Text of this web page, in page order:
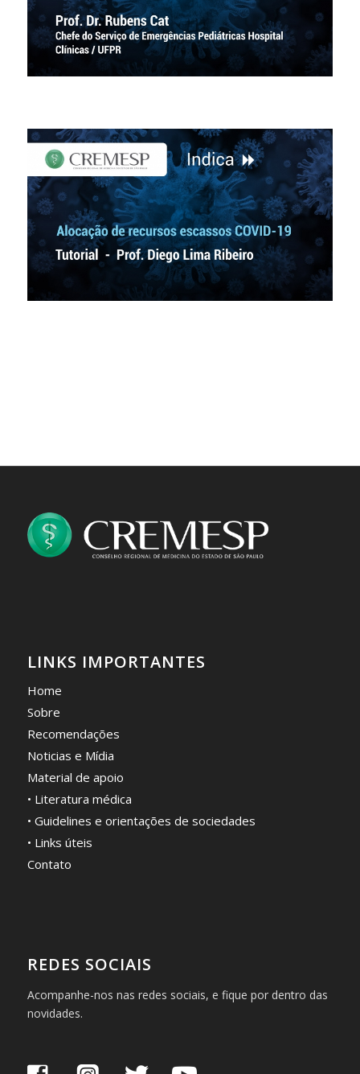
LINKS IMPORTANTES
Home
Sobre
Recomendações
Noticias e Mídia
Material de apoio
• Literatura médica
• Guidelines e orientações de sociedades
• Links úteis
Contato
REDES SOCIAIS
Acompanhe-nos nas redes sociais, e fique por dentro das
novidades.